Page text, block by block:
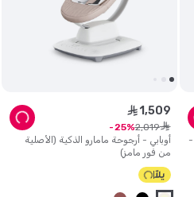
-
أوبابي - أرجوحة مامارو الذكية (الأصلية
من فور مامز)
ê 1,509
ê
2,019
25